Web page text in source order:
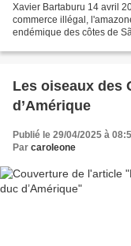
Xavier Bartaburu 14 avril
commerce illégal,
endémique des côtes de
Les oiseaux des
d’Amérique
Publié le 29/04/2025 à
Par caroleone